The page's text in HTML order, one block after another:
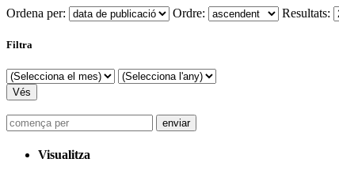
Ordena per: Ordre: Resultats:
Filtra
Visualitza